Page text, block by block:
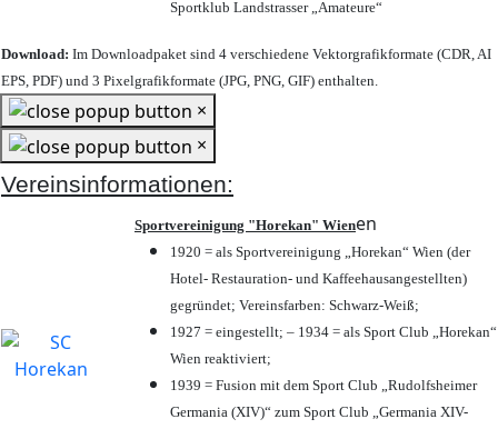
Sportklub Landstrasser „Amateure“
Download: Im Downloadpaket sind 4 verschiedene Vektorgrafikformate (CDR, AI
EPS, PDF) und 3 Pixelgrafikformate (JPG, PNG, GIF) enthalten.
×
×
Vereinsinformationen:
Sportvereinigung "Horekan" Wienen
1920 = als Sportvereinigung „Horekan“ Wien (der
Hotel- Restauration- und Kaffeehausangestellten)
gegründet; Vereinsfarben: Schwarz-Weiß;
1927 = eingestellt; – 1934 = als Sport Club „Horekan“
Wien reaktiviert;
1939 = Fusion mit dem Sport Club „Rudolfsheimer
Germania (XIV)“ zum Sport Club „Germania XIV-